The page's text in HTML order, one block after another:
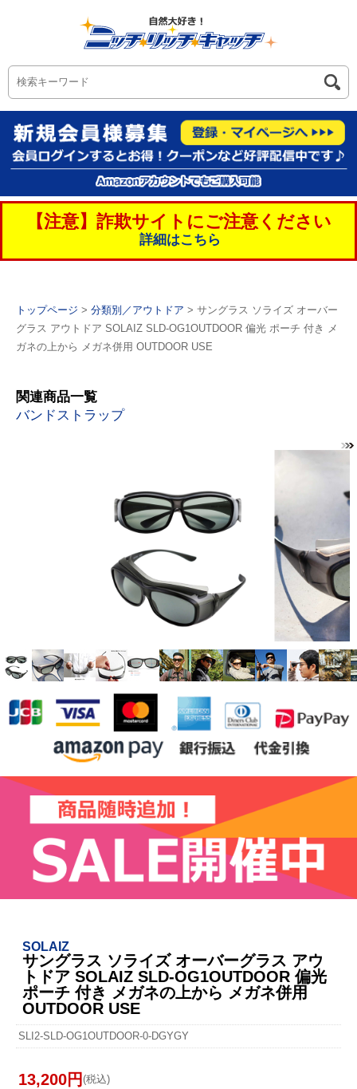
【注意】詐欺サイトにご注意ください
詳細はこちら
トップページ > 分類別／アウトドア > サングラス ソライズ オーバー
グラス アウトドア SOLAIZ SLD-OG1OUTDOOR 偏光 ポーチ 付き メ
ガネの上から メガネ併用 OUTDOOR USE
関連商品一覧
バンドストラップ
SOLAIZ
サングラス ソライズ オーバーグラス アウ
トドア SOLAIZ SLD-OG1OUTDOOR 偏光
ポーチ 付き メガネの上から メガネ併用
OUTDOOR USE
SLI2-SLD-OG1OUTDOOR-0-DGYGY
13,200円 (税込)